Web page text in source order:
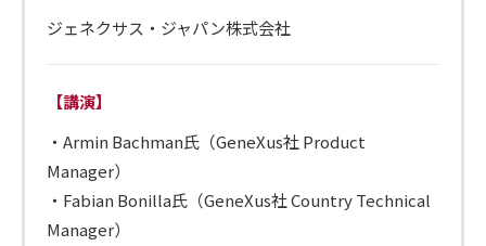
ジェネクサス・ジャパン株式会社
【講演】
・Armin Bachman氏（GeneXus社 Product
Manager）
・Fabian Bonilla氏（GeneXus社 Country Technical
Manager）